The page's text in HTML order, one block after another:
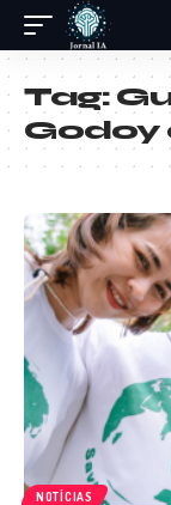
Tag:
Godoy
NOTÍCIAS